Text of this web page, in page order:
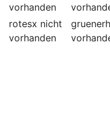
vorhanden
rotesx nicht
vorhanden